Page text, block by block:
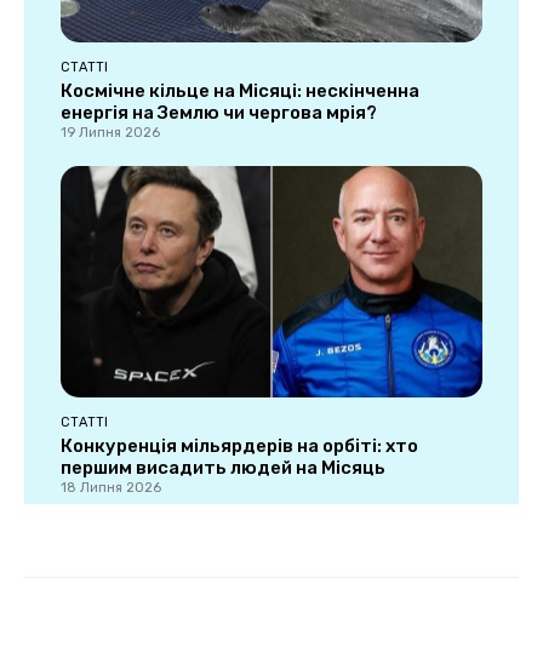
СТАТТІ
Космічне кільце на Місяці: нескінченна
енергія на Землю чи чергова мрія?
19 Липня 2026
СТАТТІ
Конкуренція мільярдерів на орбіті: хто
першим висадить людей на Місяць
18 Липня 2026